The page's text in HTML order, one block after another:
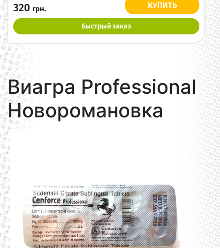
320 грн. КУПИТЬ
Быстрый заказ
Виагра Professional
Новоромановка